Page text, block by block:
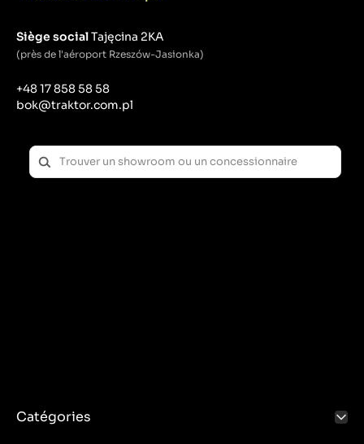
Siège socialTajęcina 2KA
(près de l'aéroport Rzeszów-Jasionka)
+48 17 858 58 58
bok@traktor.com.pl
Catégories